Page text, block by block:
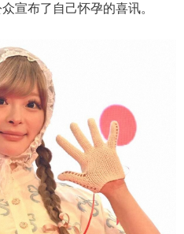
宣布了自己怀孕的喜讯。